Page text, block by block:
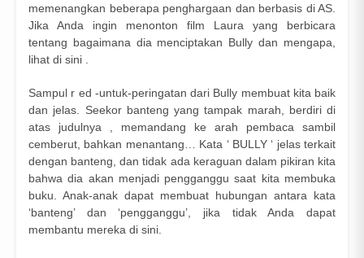
memenangkan beberapa penghargaan dan berbasis di AS.
Jika Anda ingin menonton film Laura yang berbicara
tentang bagaimana dia menciptakan Bully dan mengapa,
lihat di sini .
Sampul r ed -untuk-peringatan dari Bully membuat kita baik
dan jelas. Seekor banteng yang tampak marah, berdiri di
atas judulnya , memandang ke arah pembaca sambil
cemberut, bahkan menantang… Kata ‘ BULLY ‘ jelas terkait
dengan banteng, dan tidak ada keraguan dalam pikiran kita
bahwa dia akan menjadi pengganggu saat kita membuka
buku. Anak-anak dapat membuat hubungan antara kata
‘banteng’ dan ‘pengganggu’, jika tidak Anda dapat
membantu mereka di sini.